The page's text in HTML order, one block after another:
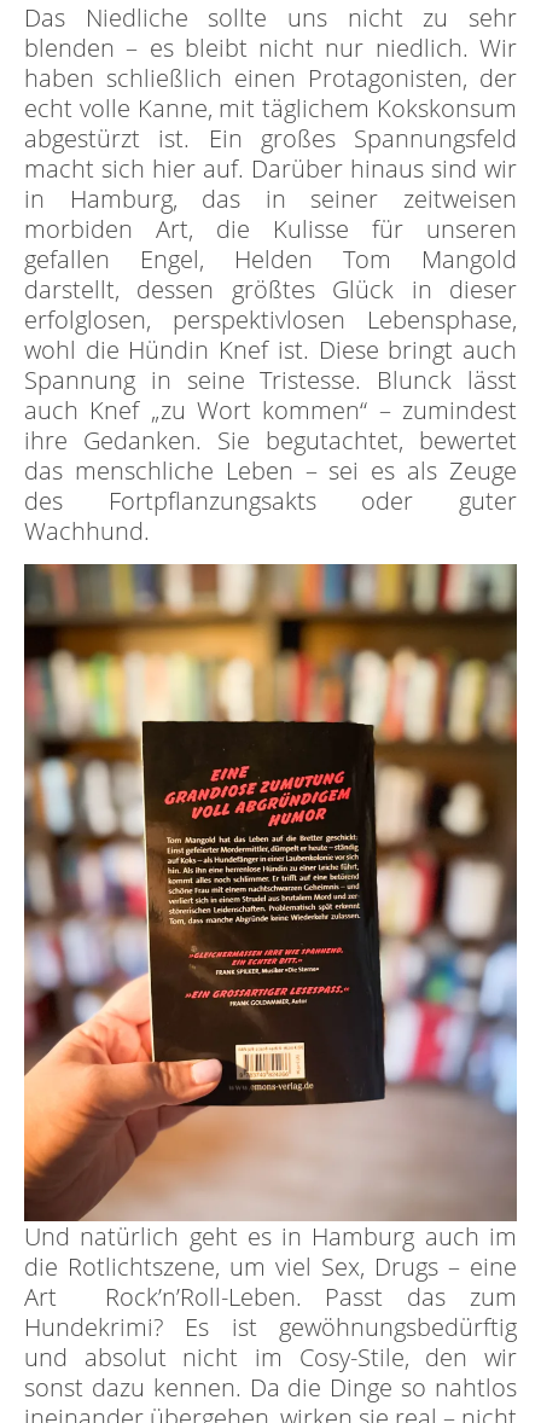
Das Niedliche sollte uns nicht zu sehr
blenden – es bleibt nicht nur niedlich. Wir
haben schließlich einen Protagonisten, der
echt volle Kanne, mit täglichem Kokskonsum
abgestürzt ist. Ein großes Spannungsfeld
macht sich hier auf. Darüber hinaus sind wir
in Hamburg, das in seiner zeitweisen
morbiden Art, die Kulisse für unseren
gefallen Engel, Helden Tom Mangold
darstellt, dessen größtes Glück in dieser
erfolglosen, perspektivlosen Lebensphase,
wohl die Hündin Knef ist. Diese bringt auch
Spannung in seine Tristesse. Blunck lässt
auch Knef „zu Wort kommen“ – zumindest
ihre Gedanken. Sie begutachtet, bewertet
das menschliche Leben – sei es als Zeuge
des Fortpflanzungsakts oder guter
Wachhund.
Und natürlich geht es in Hamburg auch im
die Rotlichtszene, um viel Sex, Drugs – eine
Art Rock’n’Roll-Leben. Passt das zum
Hundekrimi? Es ist gewöhnungsbedürftig
und absolut nicht im Cosy-Stile, den wir
sonst dazu kennen. Da die Dinge so nahtlos